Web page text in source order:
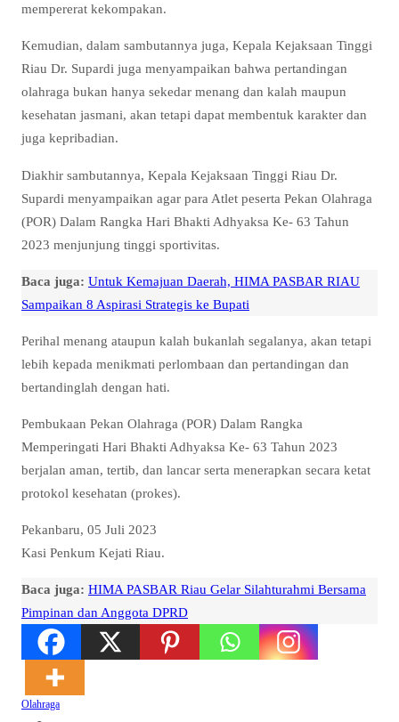
mempererat kekompakan.
Kemudian, dalam sambutannya juga, Kepala Kejaksaan Tinggi
Riau Dr. Supardi juga menyampaikan bahwa pertandingan
olahraga bukan hanya sekedar menang dan kalah maupun
kesehatan jasmani, akan tetapi dapat membentuk karakter dan
juga kepribadian.
Diakhir sambutannya, Kepala Kejaksaan Tinggi Riau Dr.
Supardi menyampaikan agar para Atlet peserta Pekan Olahraga
(POR) Dalam Rangka Hari Bhakti Adhyaksa Ke- 63 Tahun
2023 menjunjung tinggi sportivitas.
Baca juga: Untuk Kemajuan Daerah, HIMA PASBAR RIAU
Sampaikan 8 Aspirasi Strategis ke Bupati
Perihal menang ataupun kalah bukanlah segalanya, akan tetapi
lebih kepada menikmati perlombaan dan pertandingan dan
bertandinglah dengan hati.
Pembukaan Pekan Olahraga (POR) Dalam Rangka
Memperingati Hari Bhakti Adhyaksa Ke- 63 Tahun 2023
berjalan aman, tertib, dan lancar serta menerapkan secara ketat
protokol kesehatan (prokes).
Pekanbaru, 05 Juli 2023
Kasi Penkum Kejati Riau.
Baca juga: HIMA PASBAR Riau Gelar Silahturahmi Bersama
Pimpinan dan Anggota DPRD
Olahraga